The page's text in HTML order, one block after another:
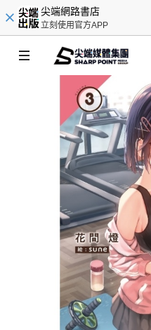
尖端網路書店
立刻使用官方APP